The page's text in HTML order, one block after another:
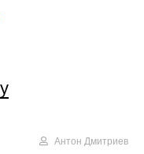
Антон Дмитриев